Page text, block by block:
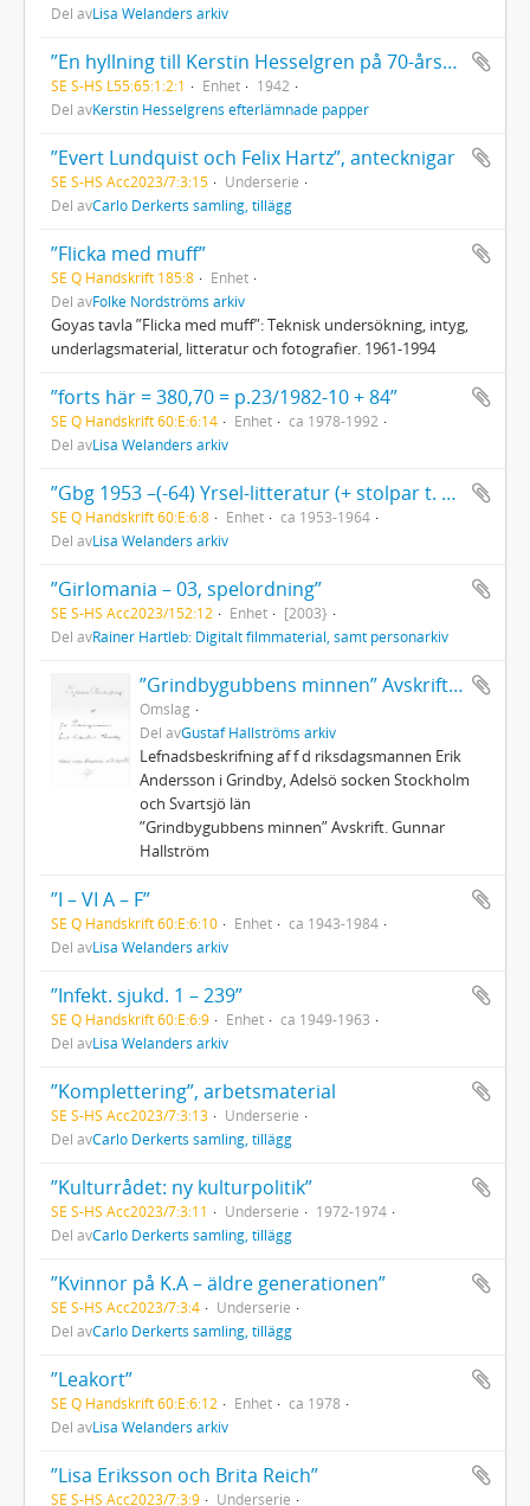
Del avLisa Welanders arkiv
”En hyllning till Kerstin Hesselgren på 70-årsdagen den 4 januari 1942"
SE S-HS L55:65:1:2:1 Enhet
1942
Del avKerstin Hesselgrens efterlämnade papper
”Evert Lundquist och Felix Hartz”, antecknigar
SE S-HS Acc2023/7:3:15
Underserie
Del avCarlo Derkerts samling, tillägg
”Flicka med muff”
SE Q Handskrift 185:8
Enhet
Del avFolke Nordströms arkiv
Goyas tavla ”Flicka med muff”: Teknisk undersökning, intyg,
underlagsmaterial, litteratur och fotografier. 1961-1994
”forts här = 380,70 = p.23/1982-10 + 84”
SE Q Handskrift 60:E:6:14 Enhet
ca 1978-1992
Del avLisa Welanders arkiv
”Gbg 1953 –(-64) Yrsel-litteratur (+ stolpar t. … 55?)”
SE Q Handskrift 60:E:6:8 Enhet
ca 1953-1964
Del avLisa Welanders arkiv
”Girlomania – 03, spelordning”
SE S-HS Acc2023/152:12 Enhet
[2003}
Del avRainer Hartleb: Digitalt filmmaterial, samt personarkiv
”Grindbygubbens minnen” Avskrift. Gunnar Hallström
Omslag
Del avGustaf Hallströms arkiv
Lefnadsbeskrifning af f d riksdagsmannen Erik
Andersson i Grindby, Adelsö socken Stockholm
och Svartsjö län
”Grindbygubbens minnen” Avskrift. Gunnar
Hallström
”I – VI A – F”
SE Q Handskrift 60:E:6:10 Enhet
ca 1943-1984
Del avLisa Welanders arkiv
”Infekt. sjukd. 1 – 239”
SE Q Handskrift 60:E:6:9 Enhet
ca 1949-1963
Del avLisa Welanders arkiv
”Komplettering”, arbetsmaterial
SE S-HS Acc2023/7:3:13
Underserie
Del avCarlo Derkerts samling, tillägg
”Kulturrådet: ny kulturpolitik”
SE S-HS Acc2023/7:3:11 Underserie
1972-1974
Del avCarlo Derkerts samling, tillägg
”Kvinnor på K.A – äldre generationen”
SE S-HS Acc2023/7:3:4
Underserie
Del avCarlo Derkerts samling, tillägg
”Leakort”
SE Q Handskrift 60:E:6:12 Enhet
ca 1978
Del avLisa Welanders arkiv
”Lisa Eriksson och Brita Reich”
SE S-HS Acc2023/7:3:9 Underserie